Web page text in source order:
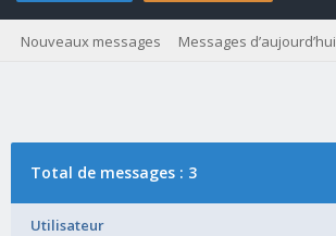
Nouveaux messages Messages d’aujourd’hui
Total de messages : 3
Utilisateur